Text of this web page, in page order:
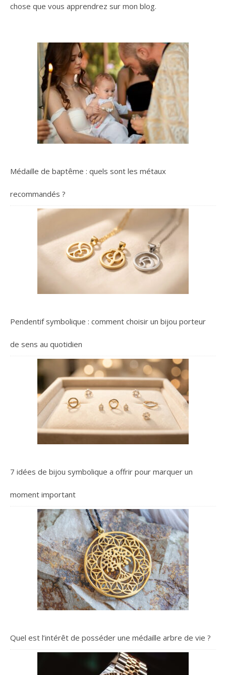
chose que vous apprendrez sur mon blog.
Médaille de baptême : quels sont les métaux
recommandés ?
Pendentif symbolique : comment choisir un bijou porteur
de sens au quotidien
7 idées de bijou symbolique a offrir pour marquer un
moment important
Quel est l’intérêt de posséder une médaille arbre de vie ?